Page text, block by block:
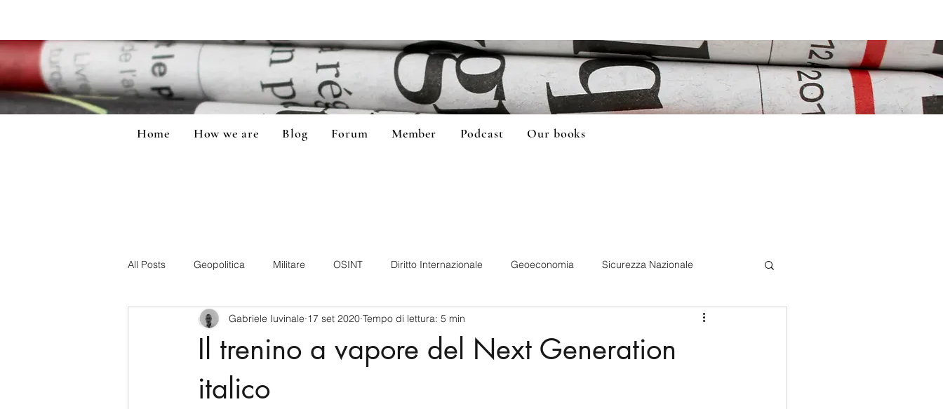
Home How we are Blog Forum Member Podcast Our books
All Posts Geopolitica Militare OSINT Diritto Internazionale Geoeconomia Sicurezza Nazionale
CyberSecurity Information Tecnology America-Latina e Caraibi (LAC)
USA
Il trenino a vapore del Next Generation
italico
Gabriele Iuvinale 17 set 2020 Tempo di lettura: 5 min